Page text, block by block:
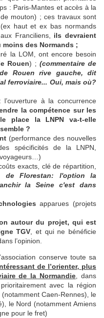
: Paris-Mantes et accès à la
mouton) ; ces travaux sont
haut et ex bas normands
Franciliens,
ils devraient
moins des Normands ;
la LOM, ont encore besoin
Rouen) ; (commentaire de
Rouen rive gauche, dit
ferroviaire... Oui, mais où?
à la concurrence
la compétence sur les
place la LNPN va-t-elle
?
(performance des nouvelles
spécificités de la LNPN,
exacts, clé de répartition,
de Florestan: l'option la
la Seine c'est dans
apparues (projets
autour du projet, qui est
TGV , et qui ne bénéficie
l’opinion.
conserve toute sa
de l’orienter, plus
de la Normandie , dans
avec la région
Caen-Rennes), le
le Nord (notamment Amiens
pour le fret)